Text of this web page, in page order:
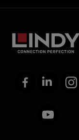
FacebookLinkedIn
YouTube